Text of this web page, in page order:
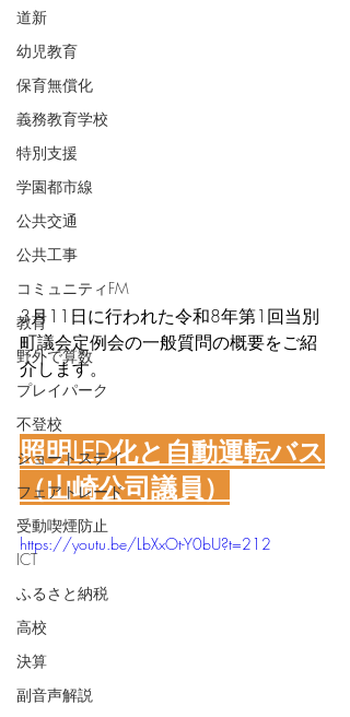
道新
幼児教育
保育無償化
義務教育学校
特別支援
学園都市線
公共交通
公共工事
コミュニティFM
教育
野外で算数
プレイパーク
不登校
ショートステイ
フェアトレード
受動喫煙防止
ICT
ふるさと納税
高校
決算
副音声解説
3月11日に行われた令和8年第1回当別
町議会定例会の一般質問の概要をご紹
介します。
照明LED化と自動運転バス
（山崎公司議員）
https://youtu.be/LbXxOt-Y0bU?t=212